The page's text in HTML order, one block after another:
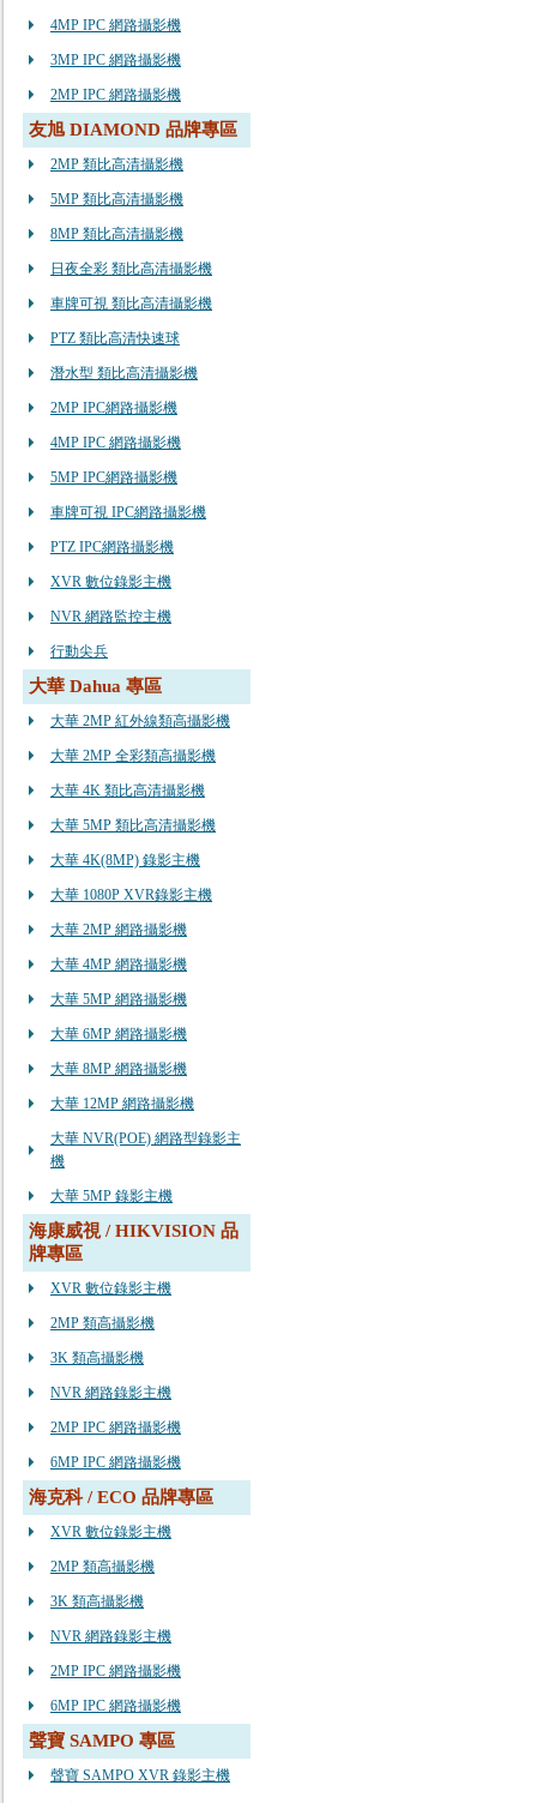
4MP IPC 網路攝影機
3MP IPC 網路攝影機
2MP IPC 網路攝影機
友旭 DIAMOND 品牌專區
2MP 類比高清攝影機
5MP 類比高清攝影機
8MP 類比高清攝影機
日夜全彩 類比高清攝影機
車牌可視 類比高清攝影機
PTZ 類比高清快速球
潛水型 類比高清攝影機
2MP IPC網路攝影機
4MP IPC 網路攝影機
5MP IPC網路攝影機
車牌可視 IPC網路攝影機
PTZ IPC網路攝影機
XVR 數位錄影主機
NVR 網路監控主機
行動尖兵
大華 Dahua 專區
大華 2MP 紅外線類高攝影機
大華 2MP 全彩類高攝影機
大華 4K 類比高清攝影機
大華 5MP 類比高清攝影機
大華 4K(8MP) 錄影主機
大華 1080P XVR錄影主機
大華 2MP 網路攝影機
大華 4MP 網路攝影機
大華 5MP 網路攝影機
大華 6MP 網路攝影機
大華 8MP 網路攝影機
大華 12MP 網路攝影機
大華 NVR(POE) 網路型錄影主
機
大華 5MP 錄影主機
海康威視 / HIKVISION 品
牌專區
XVR 數位錄影主機
2MP 類高攝影機
3K 類高攝影機
NVR 網路錄影主機
2MP IPC 網路攝影機
6MP IPC 網路攝影機
海克科 / ECO 品牌專區
XVR 數位錄影主機
2MP 類高攝影機
3K 類高攝影機
NVR 網路錄影主機
2MP IPC 網路攝影機
6MP IPC 網路攝影機
聲寶 SAMPO 專區
聲寶 SAMPO XVR 錄影主機